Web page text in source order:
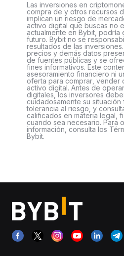
Las inversiones en
compra de y otros recursos
implican un riesgo de
activo digital que buscas no
actualmente en Bybit, podría
futuro. Bybit no se
resultados de las
precios y demás datos
de fuentes públicas y se
fines informativos. Este
asesoramiento financiero ni
oferta para comprar, vender
activo digital. Antes de
digitales, los inversores
cuidadosamente su situación
tolerancia al riesgo, y
calificados en materia legal,
cuando sea necesario. Para
información, consulta los
Bybit.